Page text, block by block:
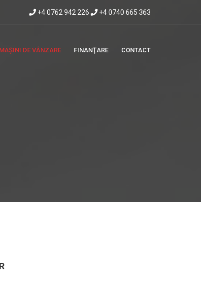
+4 0762 942 226 +4 0740 665 363
MAȘINI DE VÂNZARE FINANŢARE CONTACT